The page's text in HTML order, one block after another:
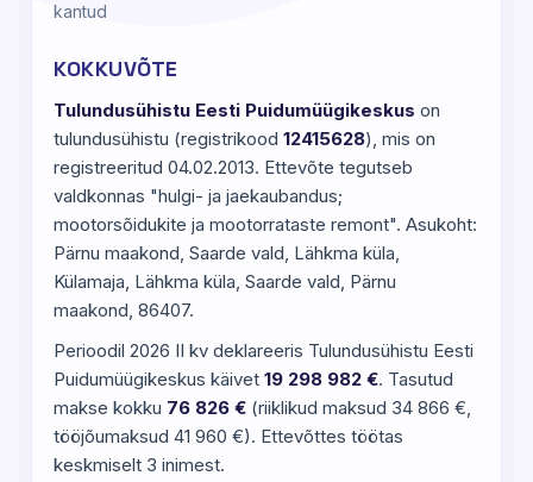
kantud
KOKKUVÕTE
Tulundusühistu Eesti Puidumüügikeskus on
tulundusühistu (registrikood 12415628), mis on
registreeritud 04.02.2013. Ettevõte tegutseb
valdkonnas "hulgi- ja jaekaubandus;
mootorsõidukite ja mootorrataste remont". Asukoht:
Pärnu maakond, Saarde vald, Lähkma küla,
Külamaja, Lähkma küla, Saarde vald, Pärnu
maakond, 86407.
Perioodil 2026 II kv deklareeris Tulundusühistu Eesti
Puidumüügikeskus käivet 19 298 982 €. Tasutud
makse kokku 76 826 € (riiklikud maksud 34 866 €,
tööjõumaksud 41 960 €). Ettevõttes töötas
keskmiselt 3 inimest.